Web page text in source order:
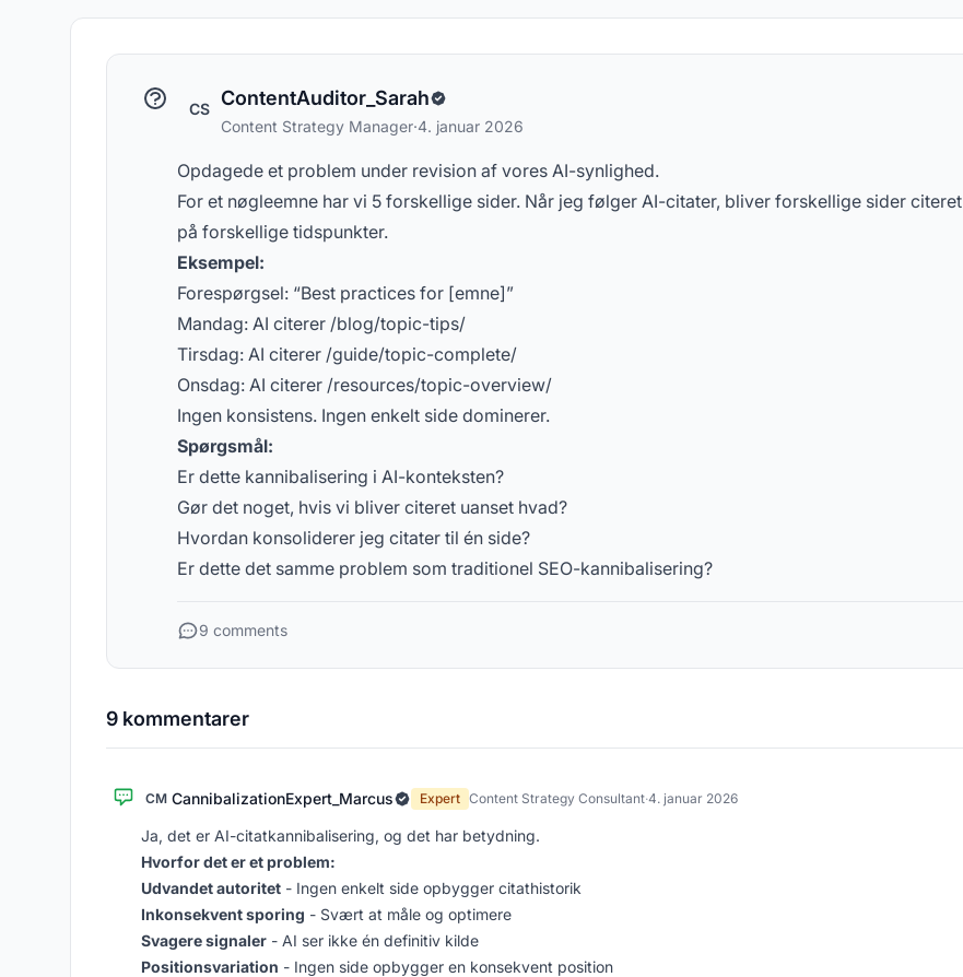
koncepter om AI-synlighed
spørgsmål
CS ContentAuditor_Sarah
Content Strategy Manager·4. januar 2026
Opdagede et problem under revision af vores AI-synlighed.
For et nøgleemne har vi 5 forskellige sider. Når jeg følger AI-citater, bliver forskellige sider citeret
på forskellige tidspunkter.
Eksempel:
Forespørgsel: “Best practices for [emne]”
Mandag: AI citerer /blog/topic-tips/
Tirsdag: AI citerer /guide/topic-complete/
Onsdag: AI citerer /resources/topic-overview/
Ingen konsistens. Ingen enkelt side dominerer.
Spørgsmål:
Er dette kannibalisering i AI-konteksten?
Gør det noget, hvis vi bliver citeret uanset hvad?
Hvordan konsoliderer jeg citater til én side?
Er dette det samme problem som traditionel SEO-kannibalisering?
9 comments
9 kommentarer
CM CannibalizationExpert_Marcus Expert Content Strategy Consultant·4. januar 2026
Ja, det er AI-citatkannibalisering, og det har betydning.
Hvorfor det er et problem:
Udvandet autoritet - Ingen enkelt side opbygger citathistorik
Inkonsekvent sporing - Svært at måle og optimere
Svagere signaler - AI ser ikke én definitiv kilde
Positionsvariation - Ingen side opbygger en konsekvent position